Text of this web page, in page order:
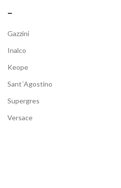
–
Gazzini
Inalco
Keope
Sant´Agostino
Supergres
Versace